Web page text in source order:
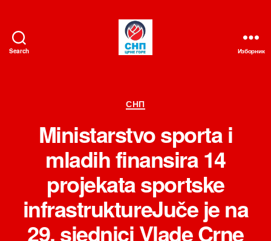
Search Изборник
Категорије
СНП
Ministarstvo sporta i
mladih finansira 14
projekata sportske
infrastruktureJuče je na
29. sjednici Vlade Crne